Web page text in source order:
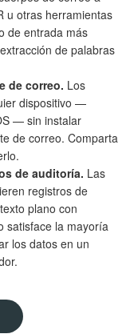
u otras herramientas
de entrada más
de palabras
de correo. Los
dispositivo —
— sin instalar
de correo. Comparta
de auditoría. Las
registros de
plano con
satisface la mayoría
los datos en un